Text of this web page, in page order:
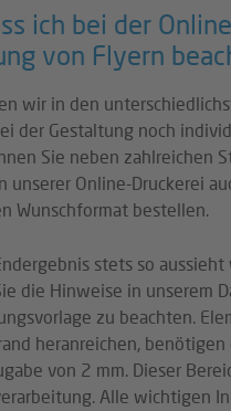
ich bei der
von Flyern
wir in den
der Gestaltung noch
Sie neben zahlreichen
unserer Online-Druckerei
Wunschformat bestellen.
stets so
die Hinweise in unserem
zu beachten.
heranreichen, benötigen
von 2 mm. Dieser
Alle wichtigen